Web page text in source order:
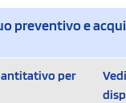
preventivo e
per
Vedi